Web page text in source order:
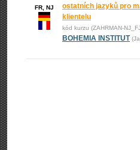
FR, NJ
ostatních jazyků pro
klientelu
kód kurzu (ZAHRMAN-
BOHEMIA INSTITUT